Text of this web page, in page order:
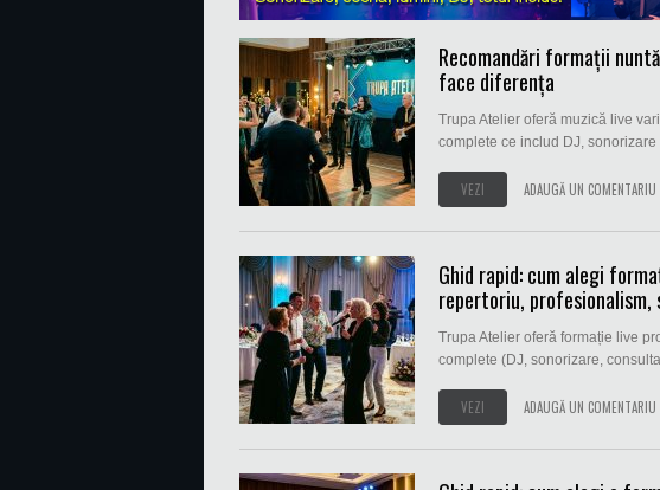
Recomandări formații
face diferența
Trupa Atelier oferă muzică live
complete ce includ DJ, sonorizare
VEZI ADAUGĂ UN COMENTARIU
Ghid rapid: cum alegi
repertoriu, profesionalism,
Trupa Atelier oferă formație live
complete (DJ, sonorizare,
VEZI ADAUGĂ UN COMENTARIU